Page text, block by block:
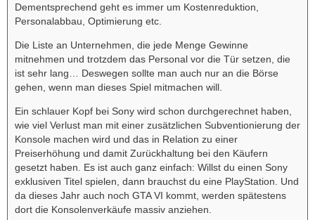
Dementsprechend geht es immer um Kostenreduktion,
Personalabbau, Optimierung etc.
Die Liste an Unternehmen, die jede Menge Gewinne
mitnehmen und trotzdem das Personal vor die Tür setzen, die
ist sehr lang… Deswegen sollte man auch nur an die Börse
gehen, wenn man dieses Spiel mitmachen will.
Ein schlauer Kopf bei Sony wird schon durchgerechnet haben,
wie viel Verlust man mit einer zusätzlichen Subventionierung der
Konsole machen wird und das in Relation zu einer
Preiserhöhung und damit Zurückhaltung bei den Käufern
gesetzt haben. Es ist auch ganz einfach: Willst du einen Sony
exklusiven Titel spielen, dann brauchst du eine PlayStation. Und
da dieses Jahr auch noch GTA VI kommt, werden spätestens
dort die Konsolenverkäufe massiv anziehen.